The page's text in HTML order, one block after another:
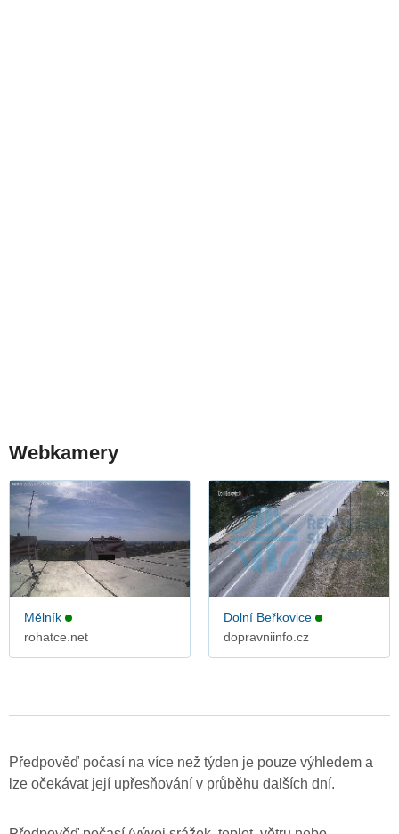
Webkamery
Mělník
rohatce.net
Dolní Beřkovice
dopravniinfo.cz
Předpověď počasí na více než týden je pouze výhledem a
lze očekávat její upřesňování v průběhu dalších dní.